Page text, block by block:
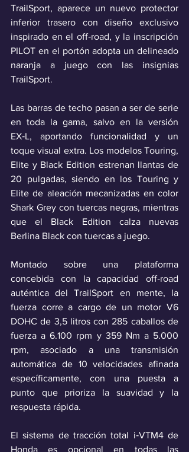
TrailSport, aparece un nuevo protector
inferior trasero con diseño exclusivo
inspirado en el off‑road, y la inscripción
PILOT en el portón adopta un delineado
naranja a juego con las insignias
TrailSport.
Las barras de techo pasan a ser de serie
en toda la gama, salvo en la versión
EX‑L, aportando funcionalidad y un
toque visual extra. Los modelos Touring,
Elite y Black Edition estrenan llantas de
20 pulgadas, siendo en los Touring y
Elite de aleación mecanizadas en color
Shark Grey con tuercas negras, mientras
que el Black Edition calza nuevas
Berlina Black con tuercas a juego.
Montado sobre una plataforma
concebida con la capacidad off‑road
auténtica del TrailSport en mente, la
fuerza corre a cargo de un motor V6
DOHC de 3,5 litros con 285 caballos de
fuerza a 6.100 rpm y 359 Nm a 5.000
rpm, asociado a una transmisión
automática de 10 velocidades afinada
específicamente, con una puesta a
punto que prioriza la suavidad y la
respuesta rápida.
El sistema de tracción total i‑VTM4 de
Honda es opcional en todas las